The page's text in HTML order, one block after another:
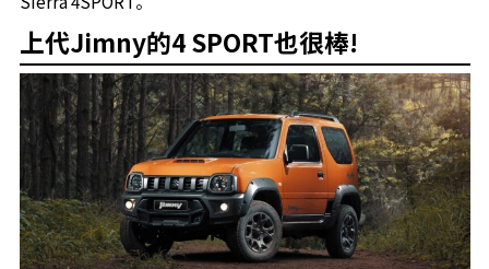
上代Jimny的4 SPORT也很棒!